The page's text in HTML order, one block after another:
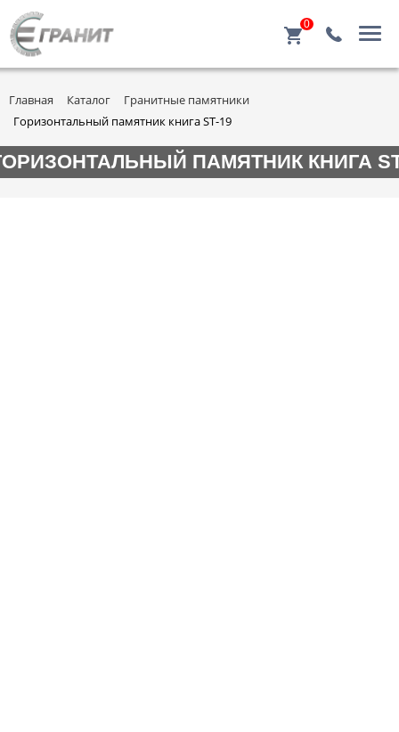
0
Главная Каталог
Гранитные памятники
Горизонтальный памятник книга ST-19
ПАМЯТНИК КНИГА